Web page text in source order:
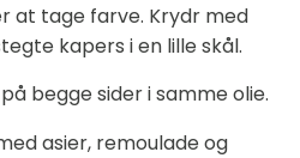
at tage farve. Krydr med
kapers i en lille skål.
begge sider i samme olie.
asier, remoulade og